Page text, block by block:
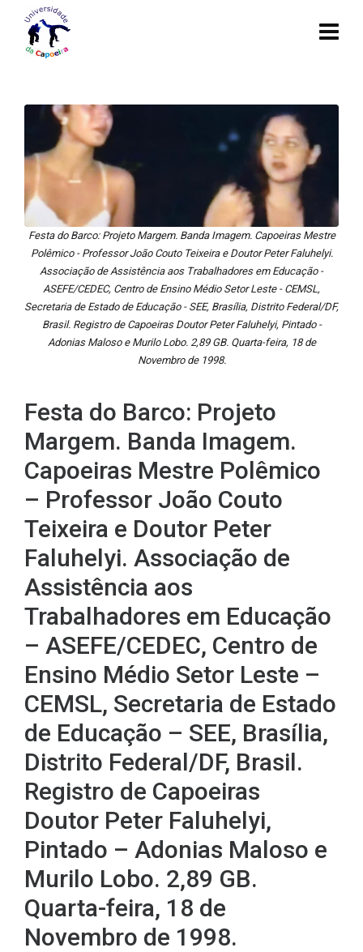
Festa do Barco: Projeto Margem. Banda Imagem. Capoeiras Mestre
Polêmico - Professor João Couto Teixeira e Doutor Peter Faluhelyi.
Associação de Assistência aos Trabalhadores em Educação -
ASEFE/CEDEC, Centro de Ensino Médio Setor Leste - CEMSL,
Secretaria de Estado de Educação - SEE, Brasília, Distrito Federal/DF,
Brasil. Registro de Capoeiras Doutor Peter Faluhelyi, Pintado -
Adonias Maloso e Murilo Lobo. 2,89 GB. Quarta-feira, 18 de
Novembro de 1998.
Festa do Barco: Projeto
Margem. Banda Imagem.
Capoeiras Mestre Polêmico
– Professor João Couto
Teixeira e Doutor Peter
Faluhelyi. Associação de
Assistência aos
Trabalhadores em Educação
– ASEFE/CEDEC, Centro de
Ensino Médio Setor Leste –
CEMSL, Secretaria de Estado
de Educação – SEE, Brasília,
Distrito Federal/DF, Brasil.
Registro de Capoeiras
Doutor Peter Faluhelyi,
Pintado – Adonias Maloso e
Murilo Lobo. 2,89 GB.
Quarta-feira, 18 de
Novembro de 1998.